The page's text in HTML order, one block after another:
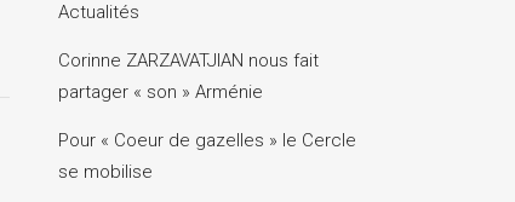
Actualités
Corinne ZARZAVATJIAN nous fait
partager « son » Arménie
Pour « Coeur de gazelles » le Cercle
se mobilise